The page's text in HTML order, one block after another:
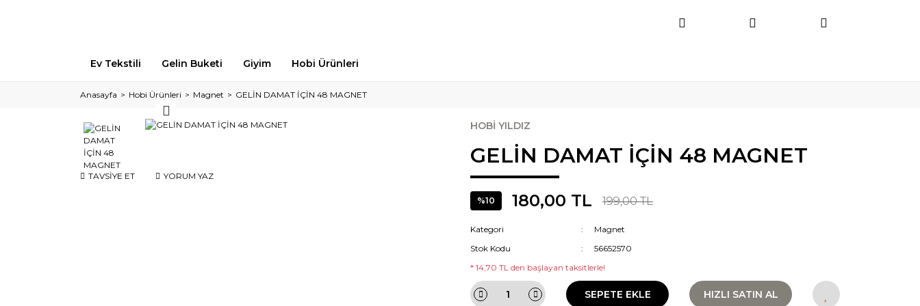
Ev Tekstili Gelin Buketi Giyim Hobi Ürünleri
Anasayfa Hobi Ürünleri Magnet GELİN DAMAT İÇİN 48 MAGNET
TAVSİYE ET YORUM YAZ
HOBİ YILDIZ
GELİN DAMAT İÇİN 48 MAGNET
%10 180,00 TL 199,00 TL
Kategori
Magnet
Stok Kodu
56652570
* 14,70 TL den başlayan taksitlerle!
SEPETE EKLE HIZLI SATIN AL